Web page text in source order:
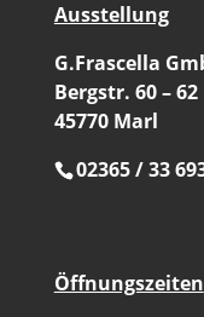
Ausstellung
G.Frascella
Bergstr. 60 – 62
45770 Marl
02365 / 33
Öffnungszeiten